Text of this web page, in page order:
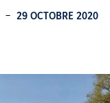
- 29 OCTOBRE 2020